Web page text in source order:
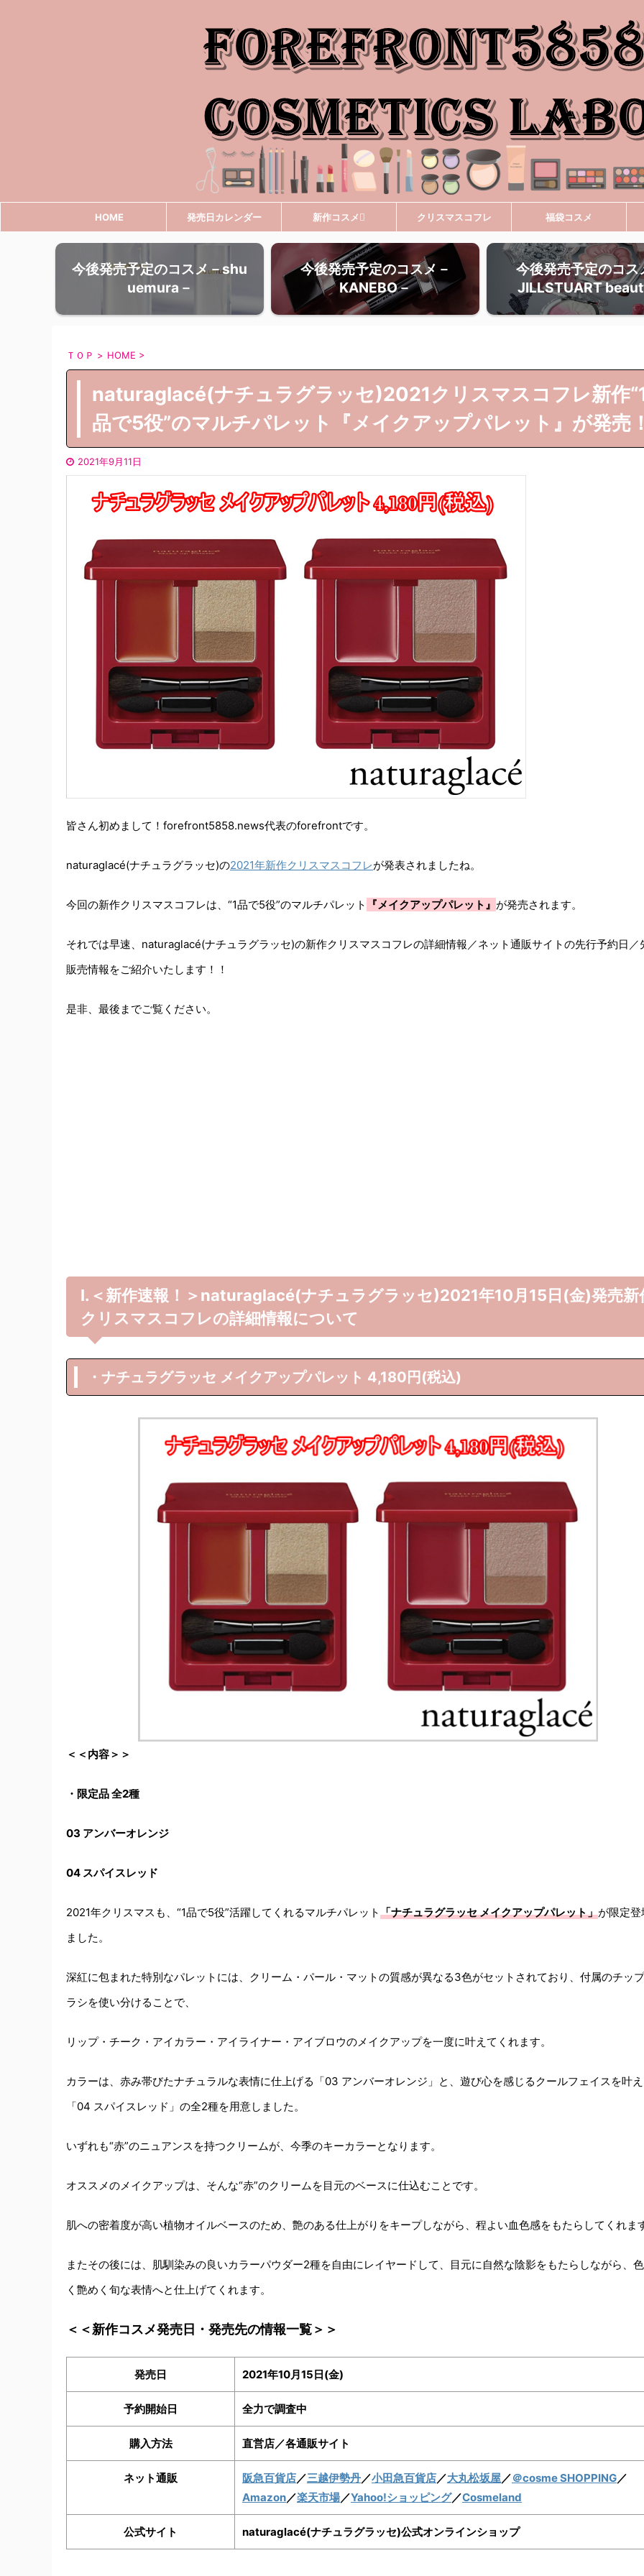
HOME 発売日カレンダー 新作コスメ クリスマスコフレ 福袋コスメ
今後発売予定のコスメ－shu
uemura－
今後発売予定のコスメ－
KANEBO－
今後発売予定のコス
JILLSTUART
ＴＯＰ > HOME >
naturaglacé(ナチュラグラッセ)2021クリスマスコフレ新作
品で5役”のマルチパレット『メイクアップパレット』が発売
2021年9月11日
皆さん初めまして！forefront5858.news代表のforefrontです。
naturaglacé(ナチュラグラッセ)の2021年新作クリスマスコフレが発表されましたね。
今回の新作クリスマスコフレは、“1品で5役”のマルチパレット 『メイクアップパレット』 が発売されます。
それでは早速、naturaglacé(ナチュラグラッセ)の新作クリスマスコフレの詳細情報／ネット通販サイトの先行予約日／
販売情報をご紹介いたします！！
是非、最後までご覧ください。
Ⅰ.＜新作速報！＞naturaglacé(ナチュラグラッセ)2021年10月15日(金)発売新
クリスマスコフレの詳細情報について
・ナチュラグラッセ メイクアップパレット 4,180円(税込)
＜＜内容＞＞
・限定品 全2種
03 アンバーオレンジ
04 スパイスレッド
2021年クリスマスも、“1品で5役”活躍してくれるマルチパレット「ナチュラグラッセ メイクアップパレット」が限定登
ました。
深紅に包まれた特別なパレットには、クリーム・パール・マットの質感が異なる3色がセットされており、付属のチッ
ラシを使い分けることで、
リップ・チーク・アイカラー・アイライナー・アイブロウのメイクアップを一度に叶えてくれます。
カラーは、赤み帯びたナチュラルな表情に仕上げる「03 アンバーオレンジ」と、遊び心を感じるクールフェイスを叶
「04 スパイスレッド」の全2種を用意しました。
いずれも“赤”のニュアンスを持つクリームが、今季のキーカラーとなります。
オススメのメイクアップは、そんな“赤”のクリームを目元のベースに仕込むことです。
肌への密着度が高い植物オイルベースのため、艶のある仕上がりをキープしながら、程よい血色感をもたらしてくれま
またその後には、肌馴染みの良いカラーパウダー2種を自由にレイヤードして、目元に自然な陰影をもたらしながら、
く艶めく旬な表情へと仕上げてくれます。
＜＜新作コスメ発売日・発売先の情報一覧＞＞
発売日 2021年10月15日(金)
予約開始日 全力で調査中
購入方法 直営店／各通販サイト
ネット通販 阪急百貨店／三越伊勢丹／小田急百貨店／大丸松坂屋／＠cosme SHOPPING／
Amazon／楽天市場／Yahoo!ショッピング／Cosmeland
公式サイト naturaglacé(ナチュラグラッセ)公式オンラインショップ